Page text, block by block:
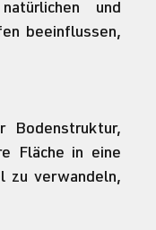
und
beeinflussen,
Bodenstruktur,
Fläche in eine
zu verwandeln,